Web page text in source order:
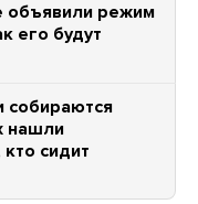
объявили режим
его будут
собираются
нашли
сидит